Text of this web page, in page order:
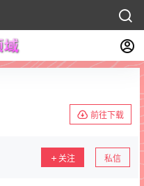
前往下载
关注 私信